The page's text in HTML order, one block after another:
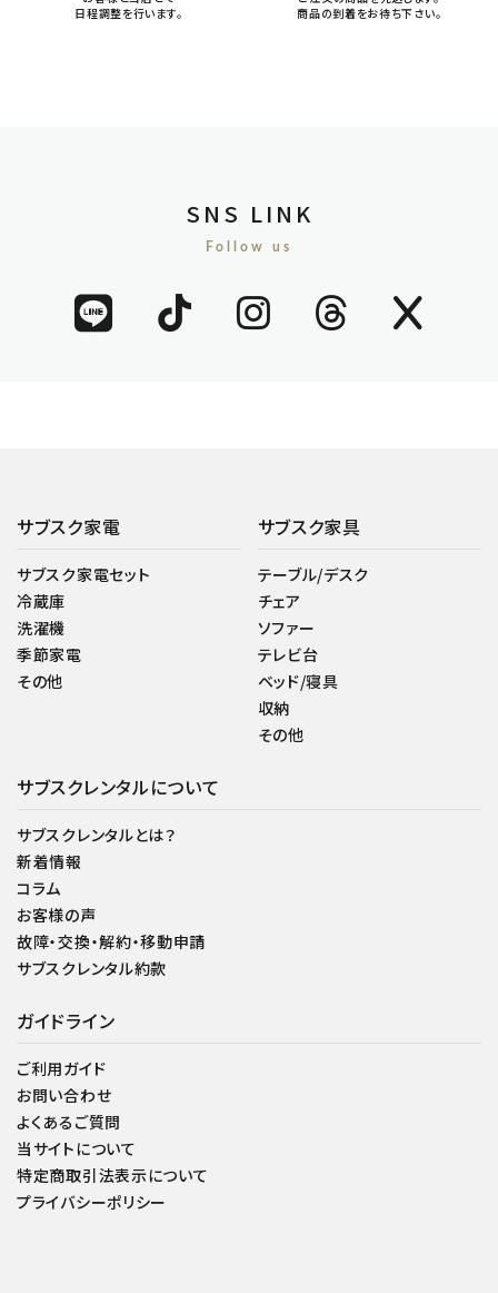
日程調整を行います。
商品の到着をお待ち下さい。
SNS LINK
Follow us
サブスク家電
サブスク家電セット
冷蔵庫
洗濯機
季節家電
その他
サブスク家具
テーブル/デスク
チェア
ソファー
テレビ台
ベッド/寝具
収納
その他
サブスクレンタルについて
サブスクレンタルとは？
新着情報
コラム
お客様の声
故障・交換・解約・移動申請
サブスクレンタル約款
ガイドライン
ご利用ガイド
お問い合わせ
よくあるご質問
当サイトについて
特定商取引法表示について
プライバシーポリシー